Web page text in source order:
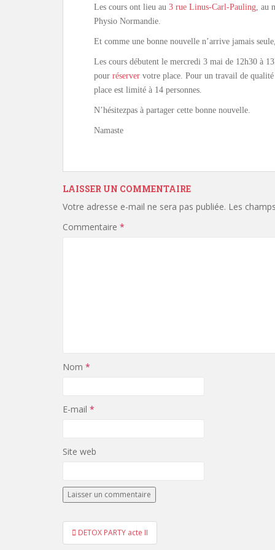
Les cours ont lieu au 3 rue Linus-Carl-Pauling, au
Physio Normandie.
Et comme une bonne nouvelle n’arrive jamais
Les cours débutent le mercredi 3 mai de 12h30 à
pour réserver votre place. Pour un travail de
place est limité à 14 personnes.
N’hésitezpas à partager cette bonne nouvelle.
Namaste
LAISSER UN COMMENTAIRE
Votre adresse e-mail ne sera pas publiée. Les
Commentaire *
Nom *
E-mail *
Site web
Navigation
de
DETOX PARTY acte II